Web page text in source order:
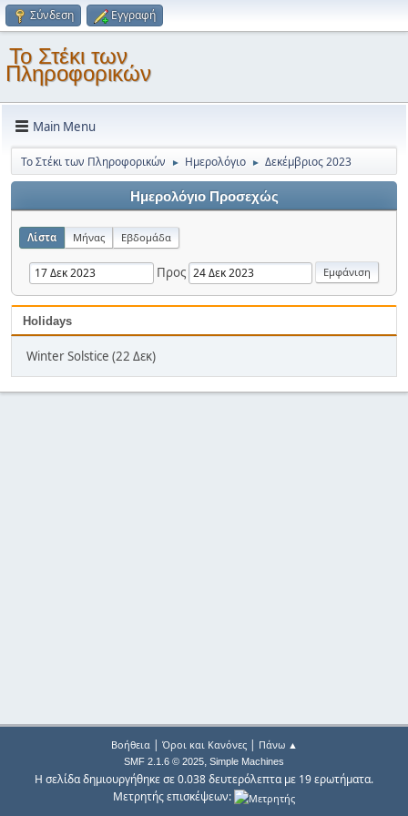
Σύνδεση Εγγραφή
Το Στέκι των
Πληροφορικών
Main Menu
Το Στέκι των Πληροφορικών ► Ημερολόγιο ► Δεκέμβριος 2023
Ημερολόγιο Προσεχώς
Λίστα Μήνας Εβδομάδα
Προς
Holidays
Winter Solstice (22 Δεκ)
Βοήθεια| Όροι και Κανόνες| Πάνω ▲
SMF 2.1.6 © 2025, Simple Machines
Η σελίδα δημιουργήθηκε σε 0.038 δευτερόλεπτα με 19 ερωτήματα.
Μετρητής επισκέψεων: